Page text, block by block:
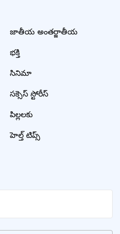
జాతీయ అంతర్జాతీయ
భక్తి
సినిమా
సక్సెస్ స్టోరీస్
పిల్లలకు
హెల్త్ టిప్స్